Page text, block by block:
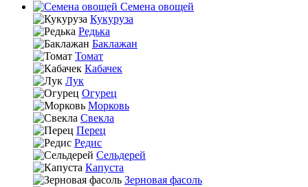
Семена овощей
Кукуруза
Редька
Баклажан
Томат
Кабачек
Лук
Огурец
Морковь
Свекла
Перец
Редис
Сельдерей
Капуста
Зерновая фасоль